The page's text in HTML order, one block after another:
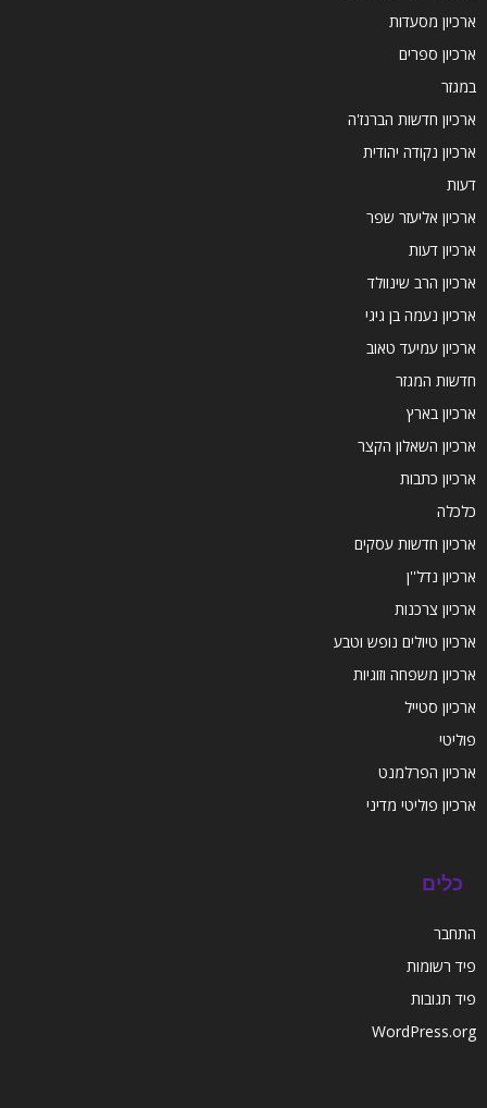
ארכיון מסעדות
ארכיון ספרים
במגזר
ארכיון חדשות הברנז'ה
ארכיון נקודה יהודית
דעות
ארכיון אליעזר שפר
ארכיון דעות
ארכיון הרב שינוולד
ארכיון נעמה בן גיגי
ארכיון עמיעד טאוב
חדשות המגזר
ארכיון בארץ
ארכיון השאלון הקצר
ארכיון כתבות
כלכלה
ארכיון חדשות עסקים
ארכיון נדל''ן
ארכיון צרכנות
ארכיון טיולים נופש וטבע
ארכיון משפחה וזוגיות
ארכיון סטייל
פוליטי
ארכיון הפרלמנט
ארכיון פוליטי מדיני
כלים
התחבר
פיד רשומות
פיד תגובות
WordPress.org